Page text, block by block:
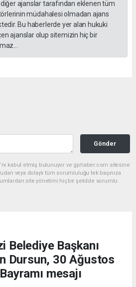
diğer ajanslar tarafından eklenen tüm
müdahalesi olmadan ajans
Bu haberlerde yer alan hukuki
ajanslar olup sitemizin hiç bir
Gönder
kabul etmiş bulunuyor ve gphaber.com sitesine
veya dolaylı tüm sorumluluğu tek başınıza
site yönetimi hiçbir şekilde sorumlu
Belediye Başkanı
Dursun, 30 Ağustos
mesajı